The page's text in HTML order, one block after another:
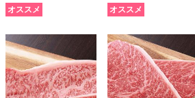
オススメ
オススメ